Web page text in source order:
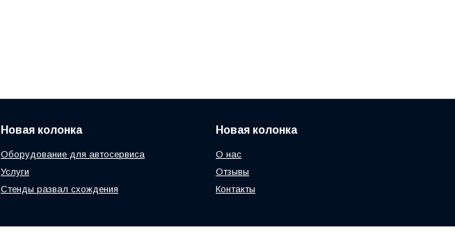
Новая колонка
Оборудование для автосервиса
Услуги
Стенды развал схождения
Новая колонка
О нас
Отзывы
Контакты